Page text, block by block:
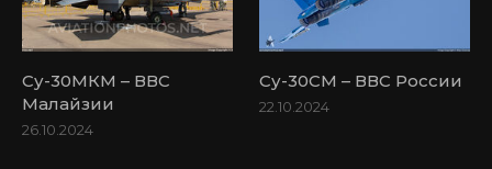
Су-30МКМ – ВВС
Малайзии
26.10.2024
Су-30СМ – ВВС России
22.10.2024